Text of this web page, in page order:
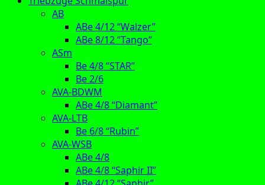
AB
ABe 4/12 “Walzer”
ABe 8/12 “Tango”
ASm
Be 4/8 “STAR”
Be 2/6
AVA-BDWM
ABe 4/8 “Diamant”
AVA-LTB
Be 6/8 “Rubin”
AVA-WSB
ABe 4/8
ABe 4/8 “Saphir II”